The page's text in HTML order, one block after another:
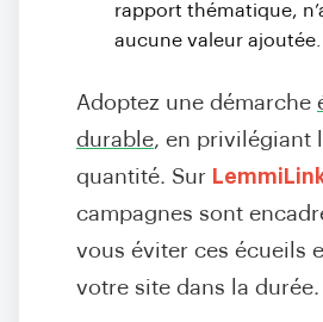
rapport thématique,
aucune valeur ajoutée.
Adoptez une démarche
durable, en privilégiant
quantité. Sur
campagnes sont
vous éviter ces écueils
votre site dans la durée.